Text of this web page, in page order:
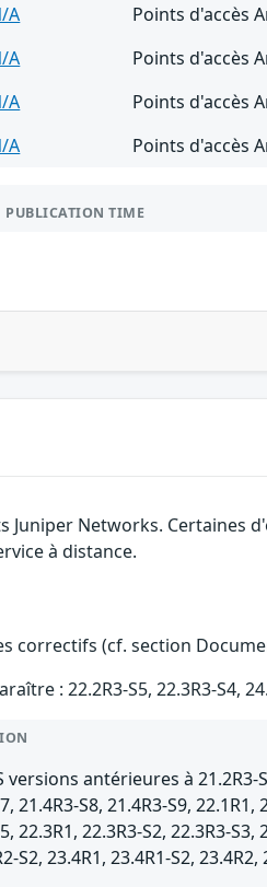
A
Points d'accès
A
Points d'accès
A
Points d'accès
A Points d'accès
PUBLICATION TIME
Networks.
à distance.
correctifs (cf. section
: 22.2R3-S5, 22.3R3-S4,
versions antérieures à 21.2R3-
21.4R3-S8, 21.4R3-S9, 22.1R1,
22.3R1, 22.3R3-S2, 22.3R3-
S2, 23.4R1, 23.4R1-S2,